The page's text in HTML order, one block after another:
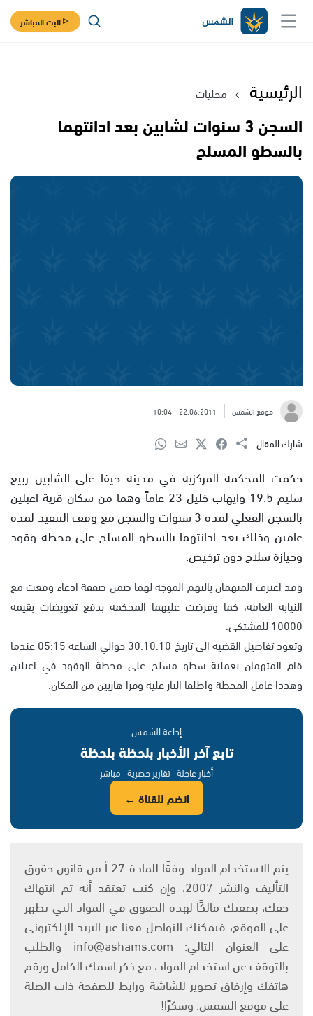
البث المباشر
الرئيسية محليات
السجن 3 سنوات لشابين بعد ادانتهما
بالسطو المسلح
موقع الشمس 22.06.2011
10:04
شارك المقال
حكمت المحكمة المركزية في مدينة حيفا على الشابين ربيع
سليم 19.5 وايهاب خليل 23 عاماً وهما من سكان قرية اعبلين
بالسجن الفعلي لمدة 3 سنوات والسجن مع وقف التنفيذ لمدة
عامين وذلك بعد ادانتهما بالسطو المسلح على محطة وقود
وحيازة سلاح دون ترخيص.
وقد اعترف المتهمان بالتهم الموجه لهما ضمن صفقة ادعاء وقعت مع
النيابة العامة، كما وفرضت عليهما المحكمة بدفع تعويضات بقيمة
10000 للمشتكي.
وتعود تفاصيل القضية الى تاريخ 30.10.10 حوالي الساعة 05:15 عندما
قام المتهمان بعملية سطو مسلح على محطة الوقود في اعبلين
وهددا عامل المحطة واطلقا النار عليه وفرا هاربين من المكان.
إذاعة الشمس
تابع آخر الأخبار بلحظة بلحظة
أخبار عاجلة · تقارير حصرية · مباشر
انضم للقناة ←
يتم الاستخدام المواد وفقًا للمادة 27 أ من قانون حقوق
التأليف والنشر 2007، وإن كنت تعتقد أنه تم انتهاك
حقك، بصفتك مالكًا لهذه الحقوق في المواد التي تظهر
على الموقع، فيمكنك التواصل معنا عبر البريد الإلكتروني
على العنوان التالي: info@ashams.com والطلب
بالتوقف عن استخدام المواد، مع ذكر اسمك الكامل ورقم
هاتفك وإرفاق تصوير للشاشة ورابط للصفحة ذات الصلة
على موقع الشمس. وشكرًا!